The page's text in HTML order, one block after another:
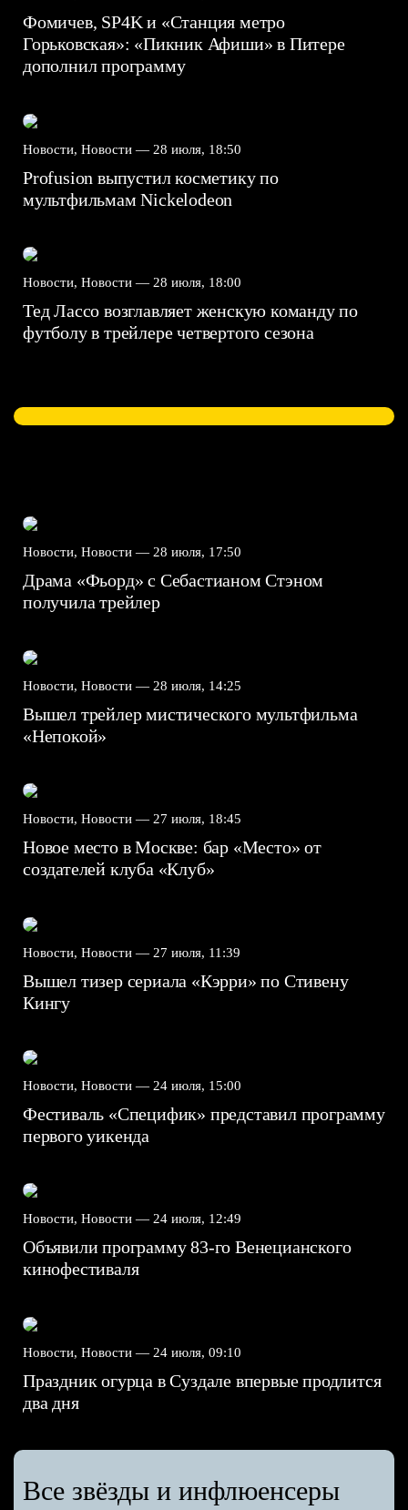
Фомичев, SP4K и «Станция метро
Горьковская»: «Пикник Афиши» в Питере
дополнил программу
Новости, Новости — 28 июля, 18:50
Profusion выпустил косметику по
мультфильмам Nickelodeon
Новости, Новости — 28 июля, 18:00
Тед Лассо возглавляет женскую команду по
футболу в трейлере четвертого сезона
Новости, Новости — 28 июля, 17:50
Драма «Фьорд» с Себастианом Стэном
получила трейлер
Новости, Новости — 28 июля, 14:25
Вышел трейлер мистического мультфильма
«Непокой»
Новости, Новости — 27 июля, 18:45
Новое место в Москве: бар «Место» от
создателей клуба «Клуб»
Новости, Новости — 27 июля, 11:39
Вышел тизер сериала «Кэрри» по Стивену
Кингу
Новости, Новости — 24 июля, 15:00
Фестиваль «Специфик» представил программу
первого уикенда
Новости, Новости — 24 июля, 12:49
Объявили программу 83-го Венецианского
кинофестиваля
Новости, Новости — 24 июля, 09:10
Праздник огурца в Суздале впервые продлится
два дня
Все звёзды и инфлюенсеры